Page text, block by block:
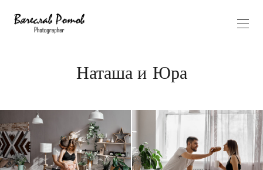
Наташа и Юра